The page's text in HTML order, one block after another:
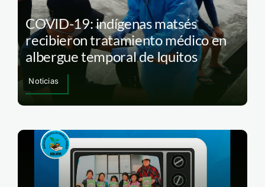
COVID-19: indígenas matsés
recibieron tratamiento médico en
albergue temporal de Iquitos
Noticias